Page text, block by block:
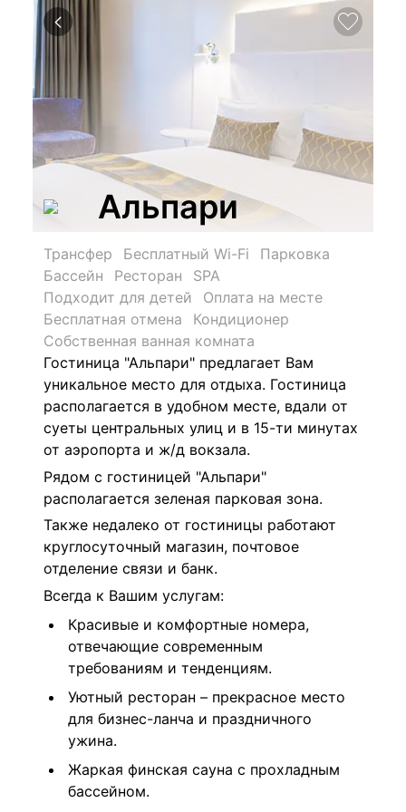
Альпари
Трансфер Бесплатный Wi-Fi
Парковка
Бассейн
Ресторан
SPA
Подходит для детей
Оплата на месте
Бесплатная отмена
Кондиционер
Собственная ванная комната
Гостиница "Альпари" предлагает Вам
уникальное место для отдыха. Гостиница
располагается в удобном месте, вдали от
суеты центральных улиц и в 15-ти минутах
от аэропорта и ж/д вокзала.
Рядом с гостиницей "Альпари"
располагается зеленая парковая зона.
Также недалеко от гостиницы работают
круглосуточный магазин, почтовое
отделение связи и банк.
Всегда к Вашим услугам:
Красивые и комфортные номера,
отвечающие современным
требованиям и тенденциям.
Уютный ресторан – прекрасное место
для бизнес-ланча и праздничного
ужина.
Жаркая финская сауна с прохладным
бассейном.